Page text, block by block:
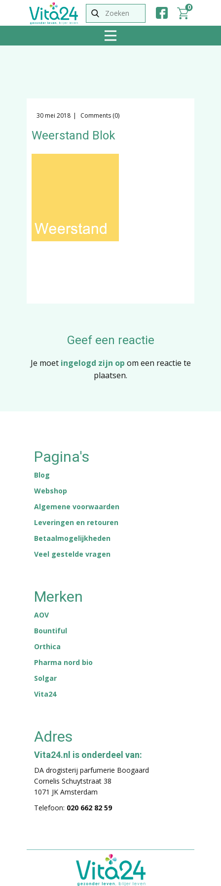
0
30 mei 2018 Comments (0)
Weerstand Blok
Geef een reactie
Je moet ingelogd zijn op om een reactie te
plaatsen.
Pagina's
Blog
Webshop
Algemene voorwaarden
Leveringen en retouren
Betaalmogelijkheden
Veel gestelde vragen
Merken
AOV
Bountiful
Orthica
Pharma nord bio
Solgar
Vita24
Adres
Vita24.nl is onderdeel van:
DA drogisterij parfumerie Boogaard
Cornelis Schuytstraat 38
1071 JK Amsterdam
Telefoon: 020 662 82 59